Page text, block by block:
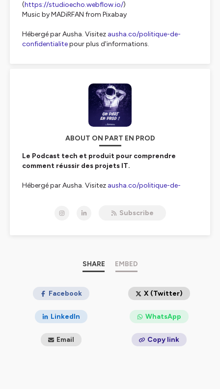
(https://studioecho.webflow.io/)
Music by MADiRFAN from Pixabay
Hébergé par Ausha. Visitez ausha.co/politique-de-
confidentialitepour plus d'informations.
ABOUT ON PART EN PROD
Le Podcast tech et produit pour comprendre
comment réussir des projets IT.
Hébergé par Ausha. Visitez ausha.co/politique-de-
Subscribe
SHARE EMBED
Facebook X (Twitter)
LinkedIn WhatsApp
Email Copy link